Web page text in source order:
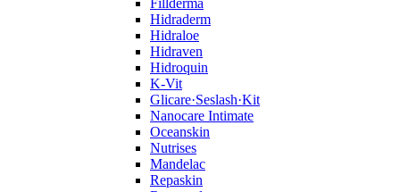
Fillderma
Hidraderm
Hidraloe
Hidraven
Hidroquin
K-Vit
Glicare·Seslash·Kit
Nanocare Intimate
Oceanskin
Nutrises
Mandelac
Repaskin